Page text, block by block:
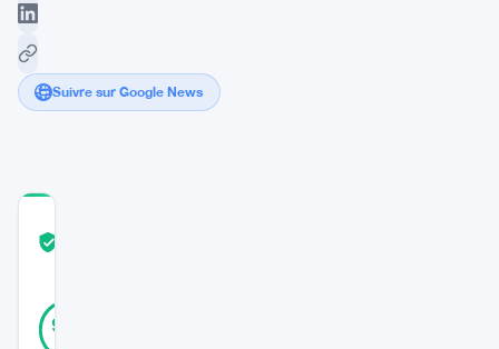
Suivre sur Google News
90